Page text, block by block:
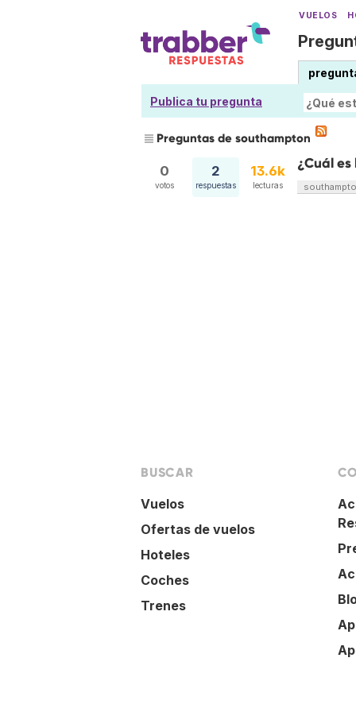
VUELOS
Publica tu pregunta
Preguntas de southampton
0
votos
2
respuestas
13.6k
lecturas
¿Cuál
BUSCAR
Vuelos
Ofertas de vuelos
Hoteles
Coches
Trenes